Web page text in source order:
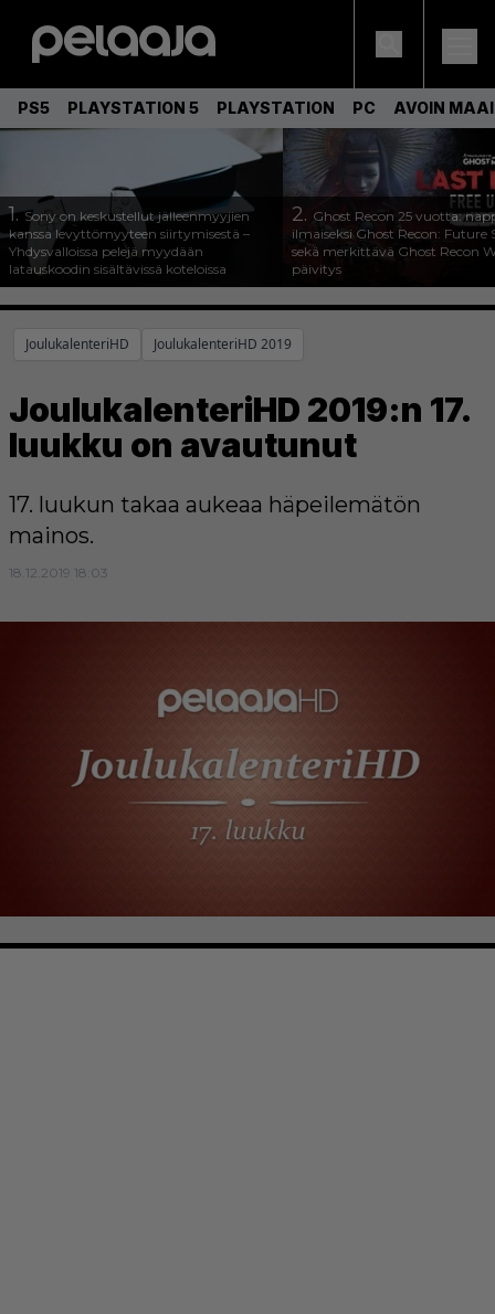
PS5 PLAYSTATION 5 PLAYSTATION PC AVOIN
1.Sony on keskustellut jälleenmyyjien
kanssa levyttömyyteen siirtymisestä –
Yhdysvalloissa pelejä myydään
latauskoodin sisältävissä koteloissa
2. Ghost Recon 25 vuotta:
ilmaiseksi Ghost Recon: Future
sekä merkittävä Ghost Recon
päivitys
JoulukalenteriHD JoulukalenteriHD 2019
JoulukalenteriHD 2019:n 17.
luukku on avautunut
17. luukun takaa aukeaa häpeilemätön
mainos.
18.12.2019 18:03